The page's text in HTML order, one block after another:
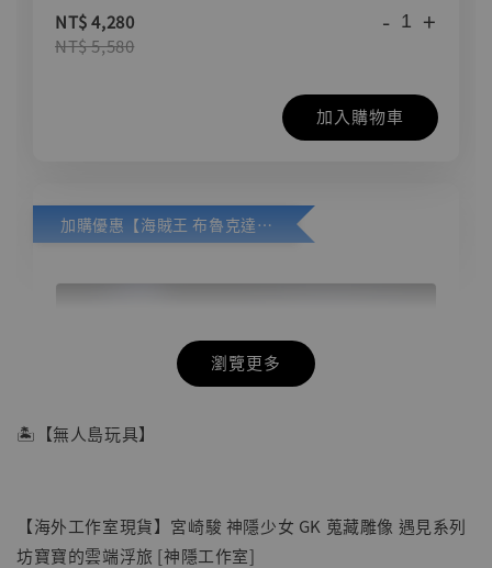
NT$ 4,280
NT$ 5,580
- +
加入購物車
加購優惠【海賊王 布魯克達摩 [7STARS Studio]】
瀏覽更多
🏝【無人島玩具】
【海外工作室現貨】宮崎駿 神隱少女 GK 蒐藏雕像 遇見系列
坊寶寶的雲端浮旅 [神隱工作室]